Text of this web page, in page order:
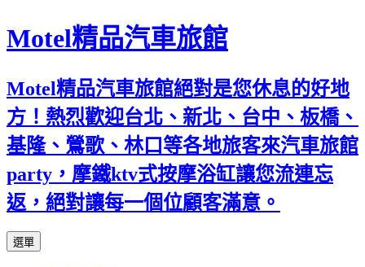
Motel精品汽車旅館
Motel精品汽車旅館絕對是您休息的好地
方！熱烈歡迎台北、新北、台中、板橋、
基隆、鶯歌、林口等各地旅客來汽車旅館
party，摩鐵ktv式按摩浴缸讓您流連忘
返，絕對讓每一個位顧客滿意。
選單